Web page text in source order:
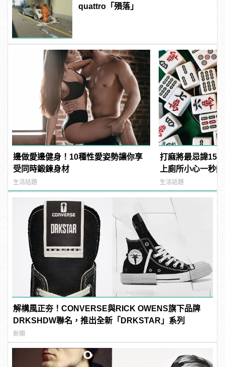
quattro「殞落」
邊做愛邊健身！10種性愛姿勢讓你享
受同時鍛鍊身材
生活話題
打麻將最忌諱15
上廁所小心一秒
生活話題
解構風正夯！CONVERSE與RICK OWENS旗下品牌
DRKSHDW聯名，推出全新「DRKSTAR」系列
新聞